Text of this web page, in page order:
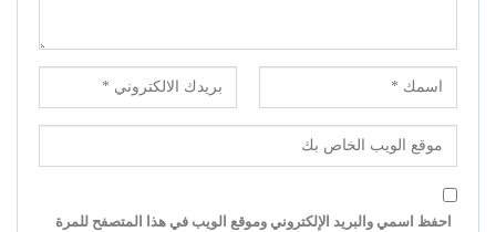
احفظ اسمي والبريد الإلكتروني وموقع الويب في هذا المتصفح للمرة